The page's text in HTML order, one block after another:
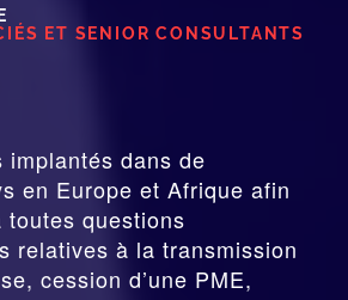
ET SENIOR CONSULTANTS
implantés dans de
en Europe et Afrique afin
toutes questions
relatives à la transmission
cession d’une PME,